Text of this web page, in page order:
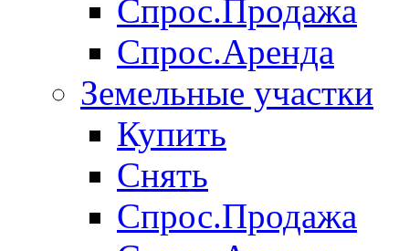
Спрос.Продажа
Спрос.Аренда
Земельные участки
Купить
Снять
Спрос.Продажа